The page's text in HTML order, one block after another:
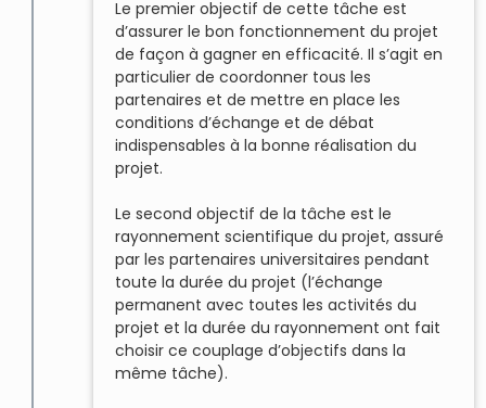
Le premier objectif de cette tâche est
d’assurer le bon fonctionnement du projet
de façon à gagner en efficacité. Il s’agit en
particulier de coordonner tous les
partenaires et de mettre en place les
conditions d’échange et de débat
indispensables à la bonne réalisation du
projet.
Le second objectif de la tâche est le
rayonnement scientifique du projet, assuré
par les partenaires universitaires pendant
toute la durée du projet (l’échange
permanent avec toutes les activités du
projet et la durée du rayonnement ont fait
choisir ce couplage d’objectifs dans la
même tâche).